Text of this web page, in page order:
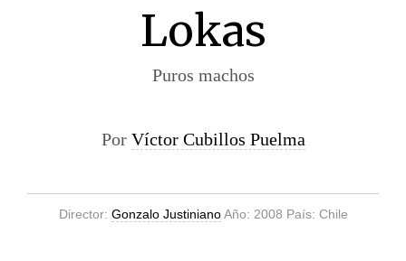
Lokas
Puros machos
Por Víctor Cubillos Puelma
Director: Gonzalo JustinianoAño: 2008 País: Chile